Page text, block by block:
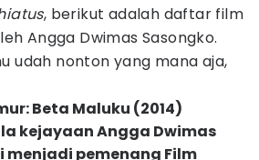
, berikut adalah daftar film
Angga Dwimas Sasongko.
udah nonton yang mana aja,
Beta Maluku (2014)
kejayaan Angga Dwimas
menjadi pemenang Film